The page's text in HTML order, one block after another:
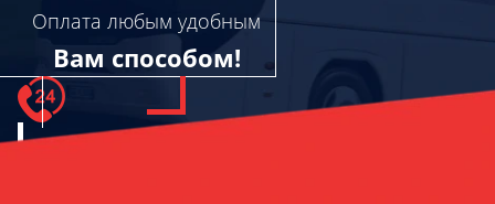
Оплата любым удобным
Вам способом!